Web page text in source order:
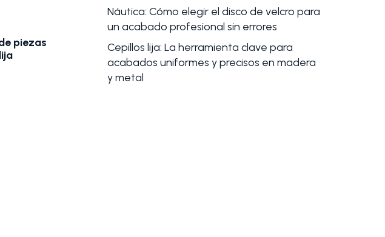
piezas
Náutica: Cómo elegir el disco de velcro para
un acabado profesional sin errores
Cepillos lija: La herramienta clave para
acabados uniformes y precisos en madera
y metal